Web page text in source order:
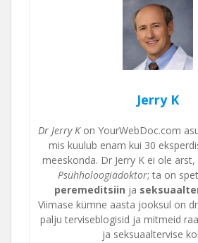
Jerry K
Dr Jerry Kon YourWebDoc.com
mis kuulub enam kui 30
meeskonda. Dr Jerry K ei ole
Psühholoogiadoktor; ta on
peremeditsiin ja
Viimase kümne aasta jooksul on
palju terviseblogisid ja mitmeid
ja seksuaaltervise